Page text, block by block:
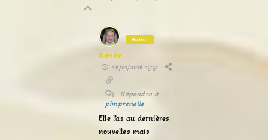
Auteur
Renée
16/01/2016 15:51
Répondre à
pimprenelle
Elle l’as au dernières
nouvelles mais